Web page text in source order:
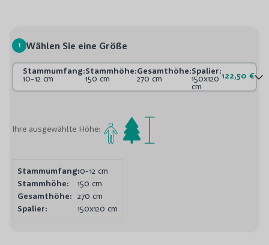
1 Wählen Sie eine Größe
Stammumfang:
10-12 cm
Stammhöhe:
150 cm
Gesamthöhe:
270 cm
Spalier:
150x120
cm
122,50 €
Ihre ausgewählte Höhe:
Stammumfang:10-12 cm
Stammhöhe:
150 cm
Gesamthöhe: 270 cm
Spalier:
150x120 cm